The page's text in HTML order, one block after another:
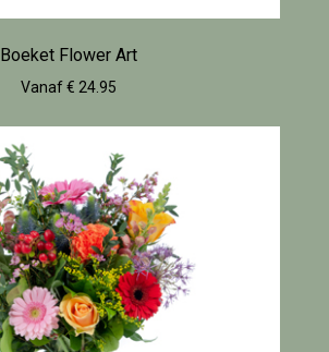
Boeket Flower Art
Vanaf € 24.95